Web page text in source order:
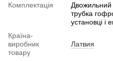
Комплектація
Двожильний
трубка
установці і
Країна-
виробник
товару
Латвия